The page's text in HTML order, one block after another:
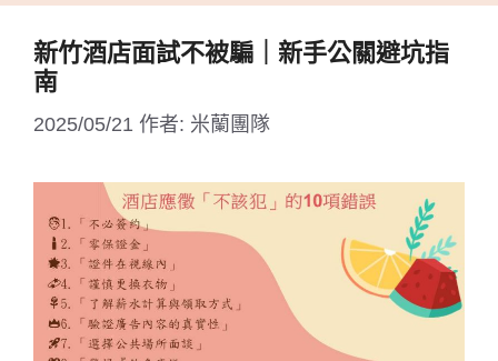
新竹酒店面試不被騙｜新手公關避坑指
南
2025/05/21 作者: 米蘭團隊